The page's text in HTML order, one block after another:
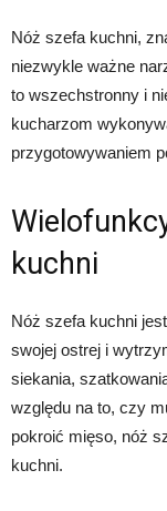
Nóż szefa kuchni,
niezwykle ważne
to wszechstronny i
kucharzom
przygotowywaniem
kuchni
Nóż szefa kuchni
swojej ostrej i
siekania,
względu na to, czy
pokroić mięso, nóż
kuchni.